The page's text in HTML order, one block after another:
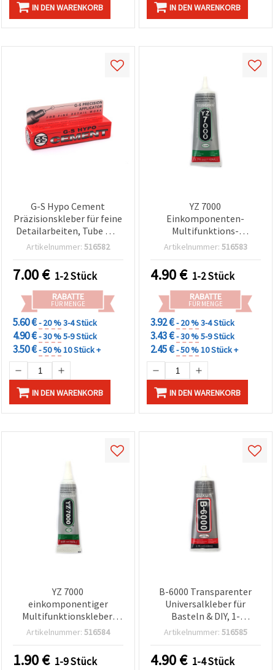
IN DEN WARENKORB IN DEN WARENKORB
G-S Hypo Cement
Präzisionskleber für feine
Detailarbeiten, Tube mit
feiner Dosierspitze – 9 ml
Artikelnummer: 516582
7.00€ 1-2 Stück
RABATTE
FÜR MENGE
5.60 €- 20 %3-4 Stück
4.90 €- 30 %5-9 Stück
3.50 €- 50 %10 Stück +
IN DEN WARENKORB
YZ 7000
Einkomponenten-
Multifunktions-
Bastelkleber,
wasserfest & elastisch,
110 ml
Artikelnummer: 516583
4.90€ 1-2 Stück
RABATTE
FÜR MENGE
3.92 €- 20 %3-4 Stück
3.43 €- 30 %5-9 Stück
2.45 €- 50 %10 Stück +
IN DEN WARENKORB
YZ 7000
einkomponentiger
Multifunktionskleber,
schnelltrocknend,
Artikelnummer: 516584
1.90€ 1-9 Stück
B-6000 Transparenter
Universalkleber für
Basteln & DIY, 1-
Komponenten-Kleber,
Artikelnummer: 516585
4.90€ 1-4 Stück